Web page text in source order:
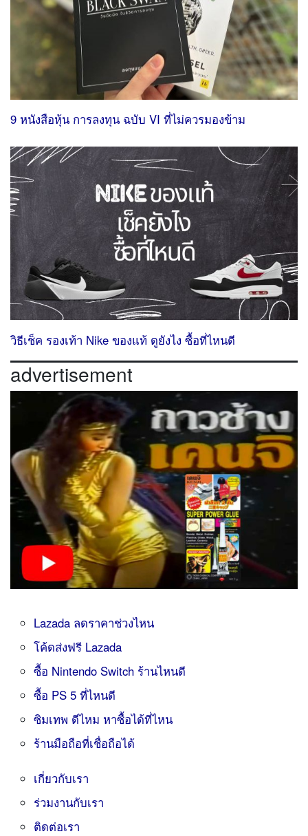
9 หนังสือหุ้น การลงทุน ฉบับ VI ที่ไม่ควรมองข้าม
วิธีเช็ค รองเท้า Nike ของแท้ ดูยังไง ซื้อที่ไหนดี
advertisement
Lazada ลดราคาช่วงไหน
โค้ดส่งฟรี Lazada
ซื้อ Nintendo Switch ร้านไหนดี
ซื้อ PS 5 ที่ไหนดี
ซิมเทพ ดีไหม หาซื้อได้ที่ไหน
ร้านมือถือที่เชื่อถือได้
เกี่ยวกับเรา
ร่วมงานกับเรา
ติดต่อเรา